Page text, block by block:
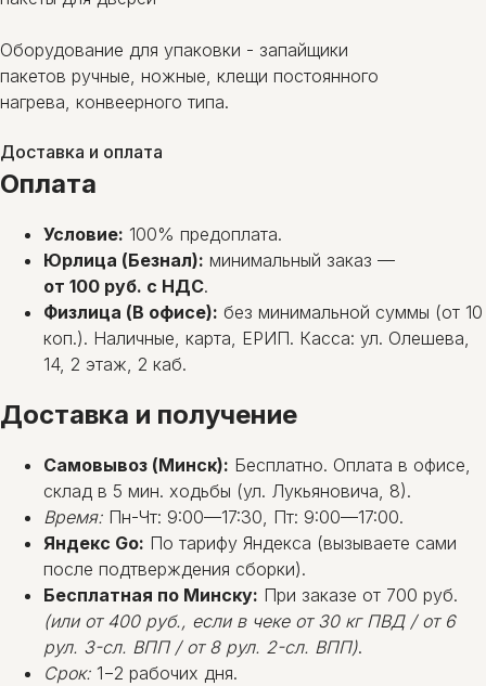
Оборудование для упаковки - запайщики
пакетов ручные, ножные, клещи постоянного
нагрева, конвеерного типа.
Доставка и оплата
Оплата
Условие: 100% предоплата.
Юрлица (Безнал): минимальный заказ —
от 100 руб. с НДС.
Физлица (В офисе): без минимальной суммы (от 10
коп.). Наличные, карта, ЕРИП. Касса: ул. Олешева,
14, 2 этаж, 2 каб.
Доставка и получение
Самовывоз (Минск): Бесплатно. Оплата в офисе,
склад в 5 мин. ходьбы (ул. Лукьяновича, 8).
Время: Пн-Чт: 9:00—17:30, Пт: 9:00—17:00.
Яндекс Go: По тарифу Яндекса (вызываете сами
после подтверждения сборки).
Бесплатная по Минску: При заказе от 700 руб.
(или от 400 руб., если в чеке от 30 кг ПВД / от 6
рул. 3-сл. ВПП / от 8 рул. 2-сл. ВПП).
Срок: 1−2 рабочих дня.